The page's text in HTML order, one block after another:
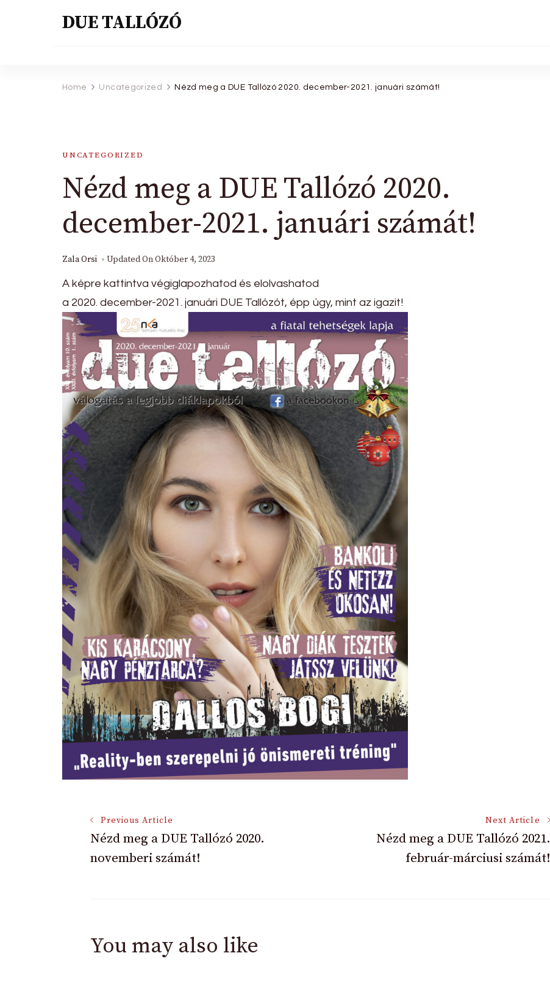
DUE TALLÓZÓ
Home Uncategorized Nézd meg a DUE Tallózó 2020. december-2021. januári számát!
UNCATEGORIZED
Nézd meg a DUE Tallózó 2020.
december-2021. januári számát!
Zala Orsi Updated OnOktóber 4, 2023
A képre kattintva végiglapozhatod és elolvashatod
a 2020. december-2021. januári DUE Tallózót, épp úgy, mint az igazit!
Post
Navigation
Previous Article
Nézd meg a DUE Tallózó 2020.
novemberi számát!
Next Article
Nézd meg a DUE Tallózó 2021.
február-márciusi számát!
You may also like